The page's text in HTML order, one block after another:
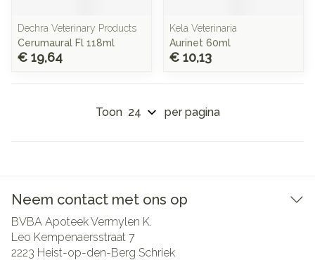
Dechra Veterinary Products
Cerumaural Fl 118ml
€ 19,64
Kela Veterinaria
Aurinet 60ml
€ 10,13
Toon per pagina
Neem contact met ons op
BVBA Apoteek Vermylen K.
Leo Kempenaersstraat 7
2223 Heist-op-den-Berg Schriek